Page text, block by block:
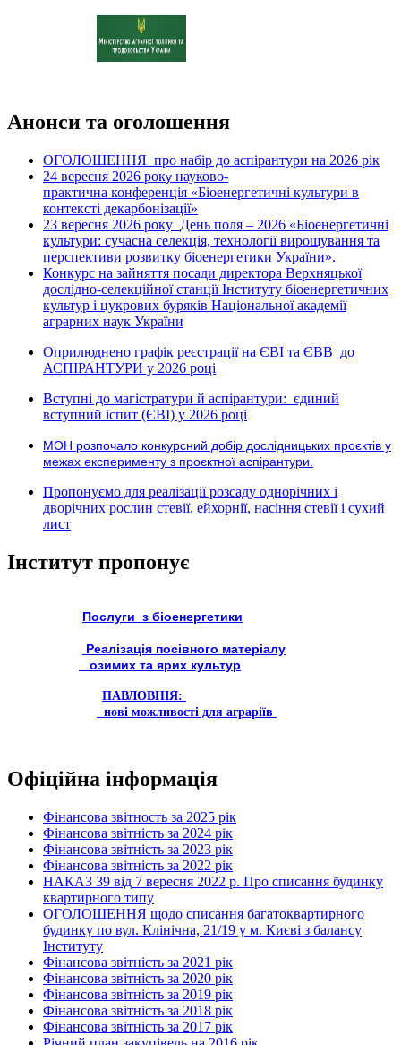
Анонси та оголошення
ОГОЛОШЕННЯ про набір до аспірантури на 2026 рік
24 вересня 2026 року науково-
практична конференція «Біоенергетичні культури в
контексті декарбонізації»
23 вересня 2026 року День поля – 2026 «Біоенергетичні
культури: сучасна селекція, технології вирощування та
перспективи розвитку біоенергетики України».
Конкурс на зайняття посади директора Верхняцької
дослідно-селекційної станції Інституту біоенергетичних
культур і цукрових буряків Національної академії
аграрних наук України
Оприлюднено графік реєстрації на ЄВІ та ЄВВ до
АСПІРАНТУРИ у 2026 році
Вступні до магістратури й аспірантури: єдиний
вступний іспит (ЄВІ) у 2026 році
МОН розпочало конкурсний добір дослідницьких проєктів у
межах експерименту з проєктної аспірантури.
Пропонуємо для реалізації розсаду однорічних і
дворічних рослин стевії, ейхорнії, насіння стевії і сухий
лист
Інститут пропонує
Послуги з біоенергетики
Реалізація посівного матеріалу
озимих та ярих культур
ПАВЛОВНІЯ:
нові можливості для аграріїв
Офіційна інформація
Фінансова звітность за 2025 рік
Фінансова звітність за 2024 рік
Фінансова звітність за 2023 рік
Фінансова звітність за 2022 рік
НАКАЗ 39 від 7 вересня 2022 р. Про списання будинку
квартирного типу
ОГОЛОШЕННЯ щодо списання багатоквартирного
будинку по вул. Клінічна, 21/19 у м. Києві з балансу
Інституту
Фінансова звітність за 2021 рік
Фінансова звітність за 2020 рік
Фінансова звітність за 2019 рік
Фінансова звітність за 2018 рік
Фінансова звітність за 2017 рік